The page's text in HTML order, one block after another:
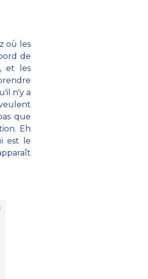
où les
de
et les
n'y a
que
Eh
est le